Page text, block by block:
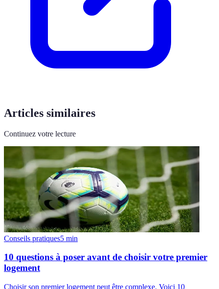
Articles similaires
Continuez votre lecture
Conseils pratiques5 min
10 questions à poser avant de choisir votre premier
logement
Choisir son premier logement peut être complexe. Voici 10